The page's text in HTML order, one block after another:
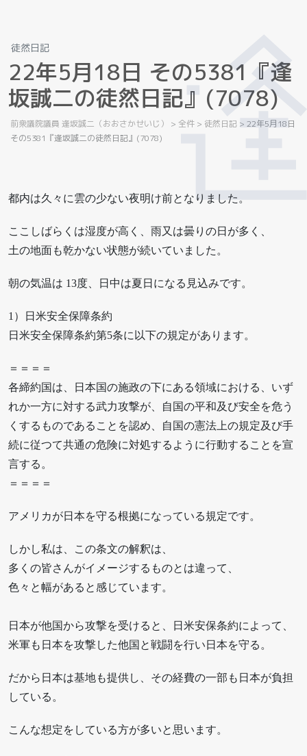
徒然日記
22年5月18日 その5381 『逢
坂誠二の徒然日記』 (7078)
前衆議院議員 逢坂誠二（おおさかせいじ） > 全件 > 徒然日記 >22年5月18日
その5381『逢坂誠二の徒然日記』(7078)
都内は久々に雲の少ない夜明け前となりました。
ここしばらくは湿度が高く、雨又は曇りの日が多く、
土の地面も乾かない状態が続いていました。
朝の気温は 13度、日中は夏日になる見込みです。
1）日米安全保障条約
日米安全保障条約第5条に以下の規定があります。
＝＝＝＝
各締約国は、日本国の施政の下にある領域における、いず
れか一方に対する武力攻撃が、自国の平和及び安全を危う
くするものであることを認め、自国の憲法上の規定及び手
続に従つて共通の危険に対処するように行動することを宣
言する。
＝＝＝＝
アメリカが日本を守る根拠になっている規定です。
しかし私は、この条文の解釈は、
多くの皆さんがイメージするものとは違って、
色々と幅があると感じています。
日本が他国から攻撃を受けると、日米安保条約によって、
米軍も日本を攻撃した他国と戦闘を行い日本を守る。
だから日本は基地も提供し、その経費の一部も日本が負担
している。
こんな想定をしている方が多いと思います。